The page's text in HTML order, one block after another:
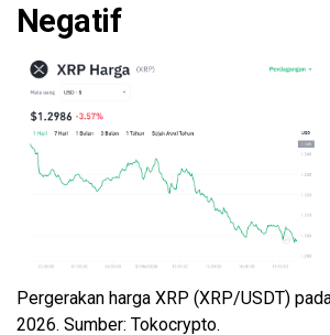
Negatif
Pergerakan harga XRP (XRP/USDT)
2026. Sumber: Tokocrypto.